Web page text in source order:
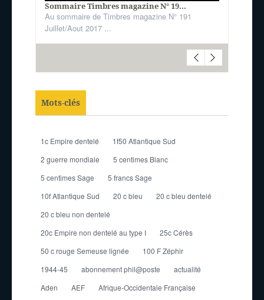
Sommaire Timbres magazine N° 19...
Au sommaire de Timbres magazine N° 191
Juillet/Aout 2017 ...
Mots-clés
1c Empire dentelé
1f50 Atlantique Sud
2 guerre mondiale
5 centimes Blanc
5 centimes Sage
5 francs Sage
10f Atlantique Sud
20 c bleu
20 c bleu dentelé
20 c bleu non dentelé
20c Empire non dentelé au type I
25c Cérès
50 c rouge Semeuse lignée
100 F Zéphir
1944-45
abonnement phil@poste
actualité
Aden
AEF
Afrique-Occidentale Française